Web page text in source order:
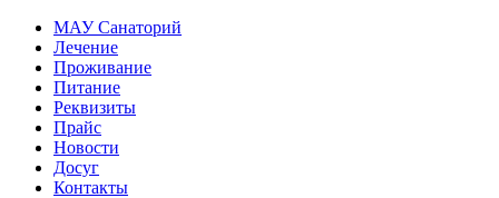
МАУ Санаторий
Лечение
Проживание
Питание
Реквизиты
Прайс
Новости
Досуг
Контакты